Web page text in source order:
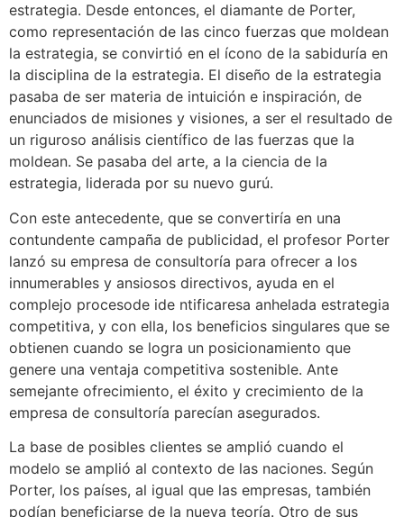
estrategia. Desde entonces, el diamante de Porter,
como representación de las cinco fuerzas que moldean
la estrategia, se convirtió en el ícono de la sabiduría en
la disciplina de la estrategia. El diseño de la estrategia
pasaba de ser materia de intuición e inspiración, de
enunciados de misiones y visiones, a ser el resultado de
un riguroso análisis científico de las fuerzas que la
moldean. Se pasaba del arte, a la ciencia de la
estrategia, liderada por su nuevo gurú.
Con este antecedente, que se convertiría en una
contundente campaña de publicidad, el profesor Porter
lanzó su empresa de consultoría para ofrecer a los
innumerables y ansiosos directivos, ayuda en el
complejo procesode ide ntificaresa anhelada estrategia
competitiva, y con ella, los beneficios singulares que se
obtienen cuando se logra un posicionamiento que
genere una ventaja competitiva sostenible. Ante
semejante ofrecimiento, el éxito y crecimiento de la
empresa de consultoría parecían asegurados.
La base de posibles clientes se amplió cuando el
modelo se amplió al contexto de las naciones. Según
Porter, los países, al igual que las empresas, también
podían beneficiarse de la nueva teoría. Otro de sus